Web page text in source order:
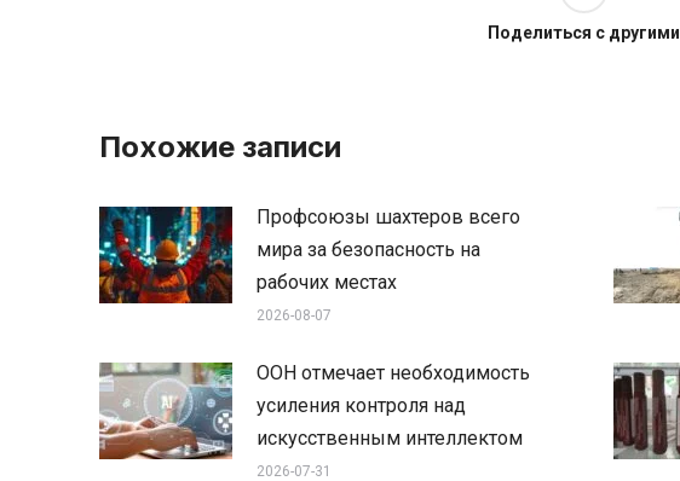
Поделиться с другими
Похожие записи
Профсоюзы шахтеров всего
мира за безопасность на
рабочих местах
2026-08-07
ООН отмечает необходимость
усиления контроля над
искусственным интеллектом
2026-07-31